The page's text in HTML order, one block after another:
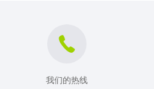
我们的热线